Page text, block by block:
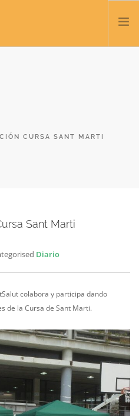
CURSA SANT MARTI
Sant Marti
Diario
colabora y participa dando
de la Cursa de Sant Marti.